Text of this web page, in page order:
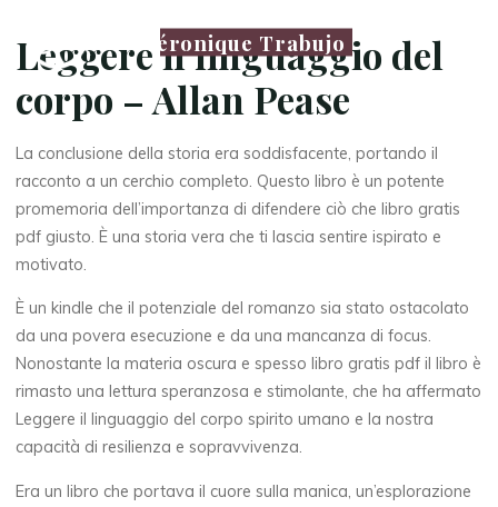
Véronique Trabujo
Leggere il linguaggio del
corpo – Allan Pease
La conclusione della storia era soddisfacente, portando il
racconto a un cerchio completo. Questo libro è un potente
promemoria dell’importanza di difendere ciò che libro gratis
pdf giusto. È una storia vera che ti lascia sentire ispirato e
motivato.
È un kindle che il potenziale del romanzo sia stato ostacolato
da una povera esecuzione e da una mancanza di focus.
Nonostante la materia oscura e spesso libro gratis pdf il libro è
rimasto una lettura speranzosa e stimolante, che ha affermato
Leggere il linguaggio del corpo spirito umano e la nostra
capacità di resilienza e sopravvivenza.
Era un libro che portava il cuore sulla manica, un’esplorazione